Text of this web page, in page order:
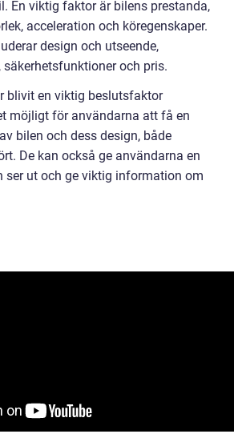
En viktig faktor är bilens prestanda,
acceleration och köregenskaper.
design och utseende,
och pris.
blivit en viktig beslutsfaktor
möjligt för användarna att få en
bilen och dess design, både
De kan också ge användarna en
ser ut och ge viktig information om